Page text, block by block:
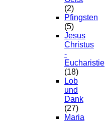
(2)
Pfingsten
(5)
Jesus
Christus
-
Eucharistie
(18)
Lob
und
Dank
(27)
Maria